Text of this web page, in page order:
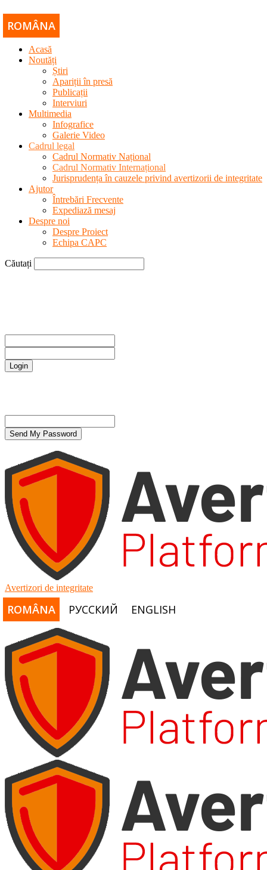
ROMÂNA
Acasă
Noutăți
Știri
Apariții în presă
Publicații
Interviuri
Multimedia
Infografice
Galerie Video
Cadrul legal
Cadrul Normativ Național
Cadrul Normativ Internațional
Jurisprudența în cauzele privind avertizorii de integritate
Ajutor
Întrebări Frecvente
Expediază mesaj
Despre noi
Despre Proiect
Echipa CAPC
Căutați
Avertizori de integritate
ROMÂNA РУССКИЙ ENGLISH